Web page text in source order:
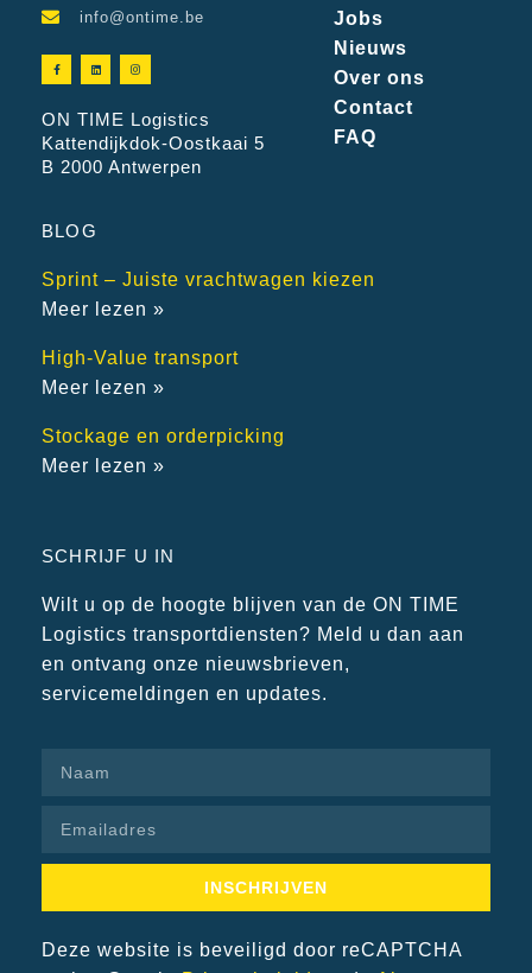
info@ontime.be
ON TIME Logistics
Kattendijkdok-Oostkaai 5
B 2000 Antwerpen
Jobs
Nieuws
Over ons
Contact
FAQ
BLOG
Sprint – Juiste vrachtwagen kiezen
Meer lezen »
High-Value transport
Meer lezen »
Stockage en orderpicking
Meer lezen »
SCHRIJF U IN
Wilt u op de hoogte blijven van de ON TIME
Logistics transportdiensten? Meld u dan aan
en ontvang onze nieuwsbrieven,
servicemeldingen en updates.
INSCHRIJVEN
Deze website is beveiligd door reCAPTCHA